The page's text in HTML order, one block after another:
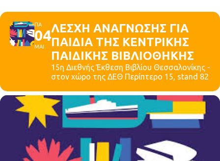
ΠΑ
04
ΜΑΙ
ΛΕΣΧΗ ΑΝΑΓΝΩΣΗΣ ΓΙΑ
ΠΑΙΔΙΑ ΤΗΣ ΚΕΝΤΡΙΚΗΣ
ΠΑΙΔΙΚΗΣ ΒΙΒΛΙΟΘΗΚΗΣ
15η Διεθνής Έκθεση Βιβλίου Θεσσαλονίκης -
στον χώρο της ΔΕΘ Περίπτερο 15, stand 82